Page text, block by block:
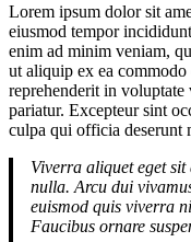
Lorem ipsum dolor sit
eiusmod tempor
enim ad minim veniam,
ut aliquip ex ea
reprehenderit in
pariatur. Excepteur sint
culpa qui officia deserunt
Viverra aliquet eget
nulla. Arcu dui
euismod quis viverra
Faucibus ornare